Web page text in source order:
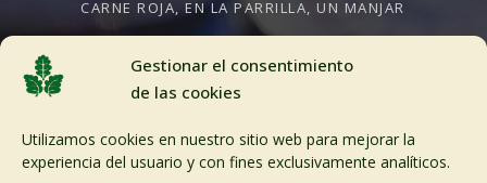
Gestionar el consentimiento
de las cookies
Utilizamos cookies en nuestro sitio web para mejorar la
experiencia del usuario y con fines exclusivamente analíticos.
CARNE ROJA, EN LA PARRILLA, UN MANJAR
CRÉDITOS:
Aviso Legal